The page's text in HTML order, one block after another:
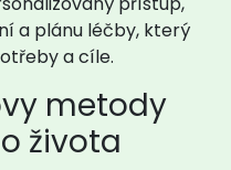
a plánu léčby, který
a cíle.
metody
života